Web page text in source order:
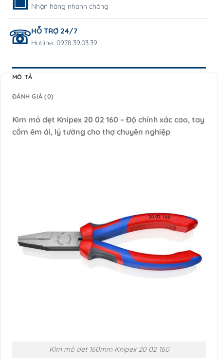
Nhận hàng nhanh chóng
HỖ TRỢ 24/7
Hotline: 0978.39.03.39
MÔ TẢ
ĐÁNH GIÁ (0)
Kìm mỏ dẹt Knipex 20 02 160 – Độ chính xác cao, tay
cầm êm ái, lý tưởng cho thợ chuyên nghiệp
Kìm mỏ det 160mm Knipex 20 02 160